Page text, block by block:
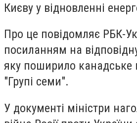
Києву у відновленні
Про це повідомляє РБК-
посиланням на
яку поширило канадське
"Групі семи".
У документі міністри